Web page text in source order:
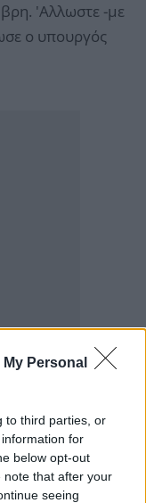
Personal
to third parties, or
for
below opt-out
note that after your
seeing
'Αλλωστε -με
ο υπουργός